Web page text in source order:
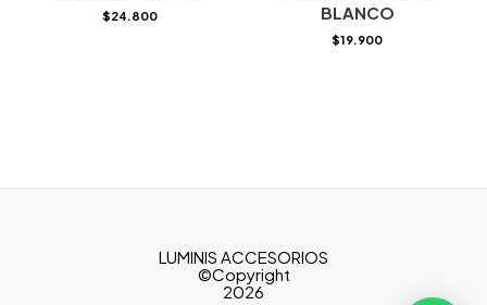
$24.800
BLANCO
$19.900
LUMINIS ACCESORIOS
©Copyright
2026